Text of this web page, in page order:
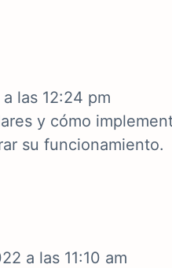
las 12:24 pm
y cómo
su funcionamiento.
a las 11:10 am